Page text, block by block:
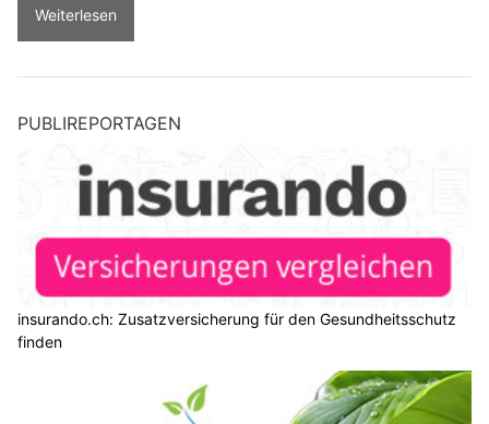
Weiterlesen
PUBLIREPORTAGEN
insurando.ch: Zusatzversicherung für den Gesundheitsschutz
finden